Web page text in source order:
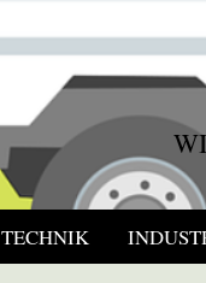
TECHNIK